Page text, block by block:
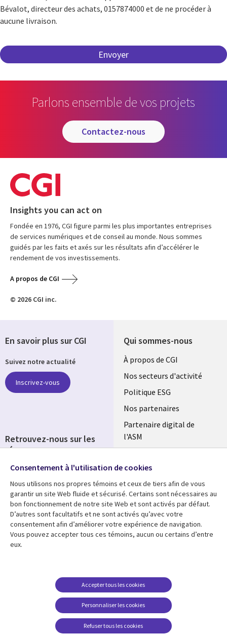
Bévalot, directeur des achats, 0157874000 et de ne procéder à
aucune livraison.
Parlons ensemble de vos projets
contactez-nous
Insights you can act on
Fondée en 1976, CGI figure parmi les plus importantes entreprises
de services numériques et de conseil au monde. Nous sommes
guidés par les faits et axés sur les résultats afin d’accélérer le
rendement de vos investissements.
A propos de CGI
© 2026 CGI inc.
Qui sommes-nous
Useful
links
FRANCE
À propos de CGI
Nos secteurs d'activité
Politique ESG
Nos partenaires
Partenaire digital de
l'ASM
Fusions
Ressources
Library
Links
Articles
Blog
Support
Legal
Accessibilité
conditions juridiques
FAQ Carrières
Centre de gestion des
témoins
En savoir plus sur CGI
Suivez notre actualité
Inscrivez-vous
Retrouvez-nous sur les
réseaux
Social
Media
FRANCE
Consentement à l'utilisation de cookies
Nous utilisons nos propres témoins et ceux de tiers afin de vous
garantir un site Web fluide et sécurisé. Certains sont nécessaires au
bon fonctionnement de notre site Web et sont activés par défaut.
D’autres sont facultatifs et ne sont activés qu’avec votre
consentement afin d’améliorer votre expérience de navigation.
Vous pouvez accepter tous ces témoins, aucun ou certains d’entre
eux.
Personnaliser les cookies
Accepter tous les cookies
Refuser tous les cookies